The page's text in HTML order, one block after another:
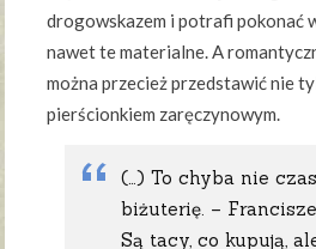
drogowskazem i potrafi pokonać
nawet te materialne. A
można przecież przedstawić nie
pierścionkiem zaręczynowym.
(…) To chyba nie
biżuterię. –
Są tacy, co kupują,